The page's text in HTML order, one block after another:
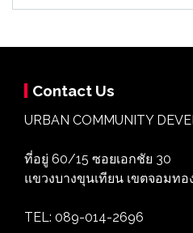
Contact Us
URBAN COMMUNITY
ที่อยู่ 60/15 ซอยเอกชัย 30
แขวงบางขุนเทียน เขตจอมทอ
TEL: 089-014-2696